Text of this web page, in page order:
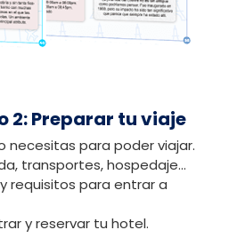
2: Preparar tu viaje
necesitas para poder viajar.
transportes, hospedaje…
requisitos para entrar a
y reservar tu hotel.